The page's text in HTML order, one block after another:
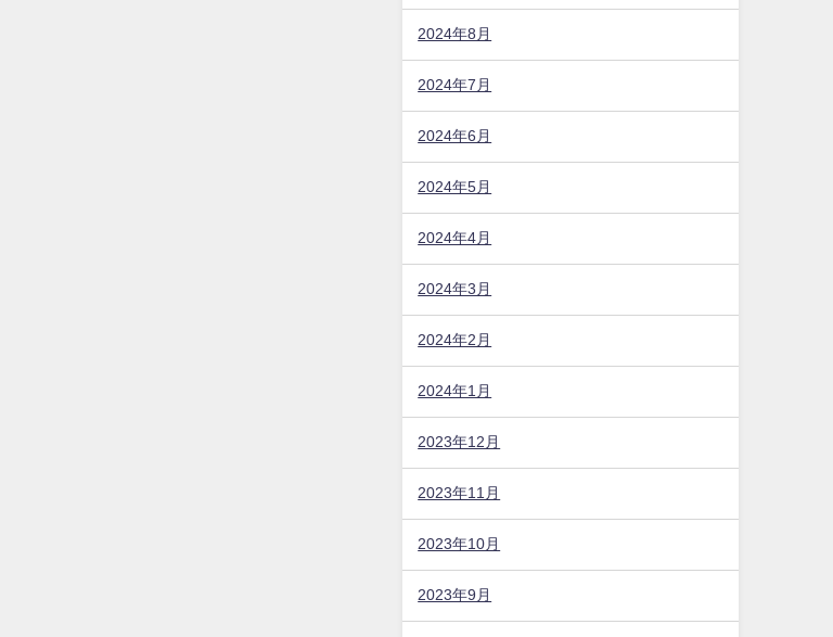
2024年8月
2024年7月
2024年6月
2024年5月
2024年4月
2024年3月
2024年2月
2024年1月
2023年12月
2023年11月
2023年10月
2023年9月